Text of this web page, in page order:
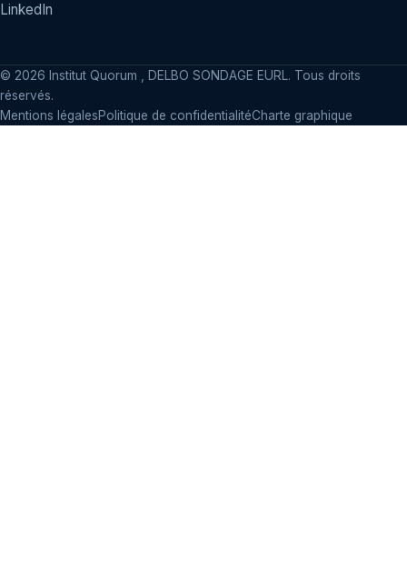
LinkedIn
© 2026 Institut Quorum , DELBO SONDAGE EURL. Tous droits
réservés.
Mentions légalesPolitique de confidentialitéCharte graphique